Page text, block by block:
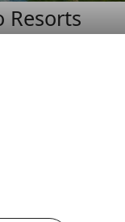
Resorts